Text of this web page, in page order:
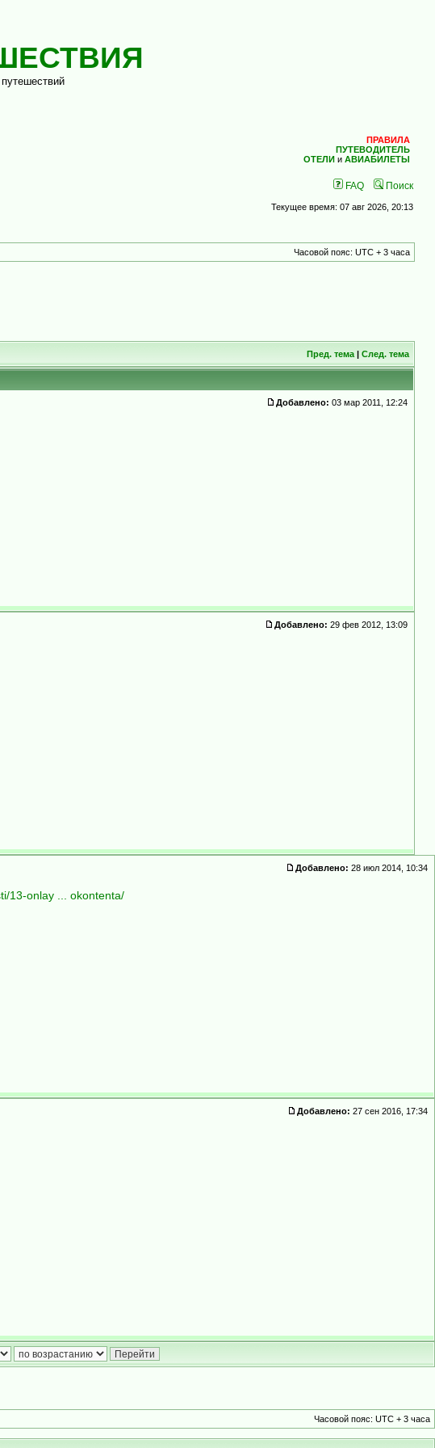
ПРАВИЛА
ПУТЕВОДИТЕЛЬ
ОТЕЛИ и АВИАБИЛЕТЫ
FAQ Поиск
Текущее время: 07 авг 2026, 20:13
Часовой пояс: UTC + 3 часа
Пред. тема | След. тема
Добавлено: 03 мар 2011, 12:24
Добавлено: 29 фев 2012, 13:09
Добавлено: 28 июл 2014, 10:34
13-onlay ... okontenta/
Добавлено: 27 сен 2016, 17:34
Часовой пояс: UTC + 3 часа